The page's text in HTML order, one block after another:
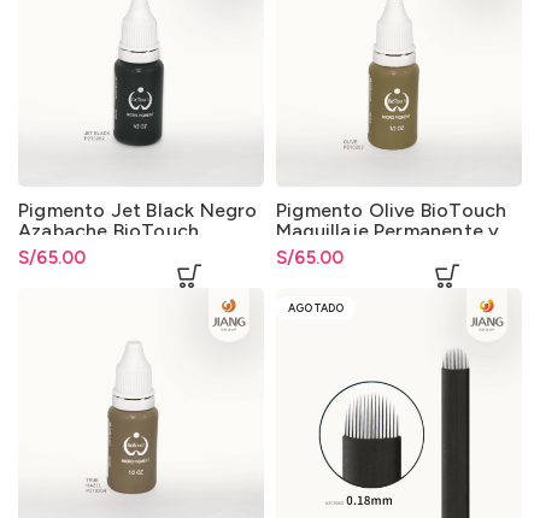
Pigmento Jet Black Negro
Azabache BioTouch
Maquillaje Permanente y
Microblading
S/65.00
Pigmento Olive BioTouch
Maquillaje Permanente y
Microblading
S/65.00
AGOTADO